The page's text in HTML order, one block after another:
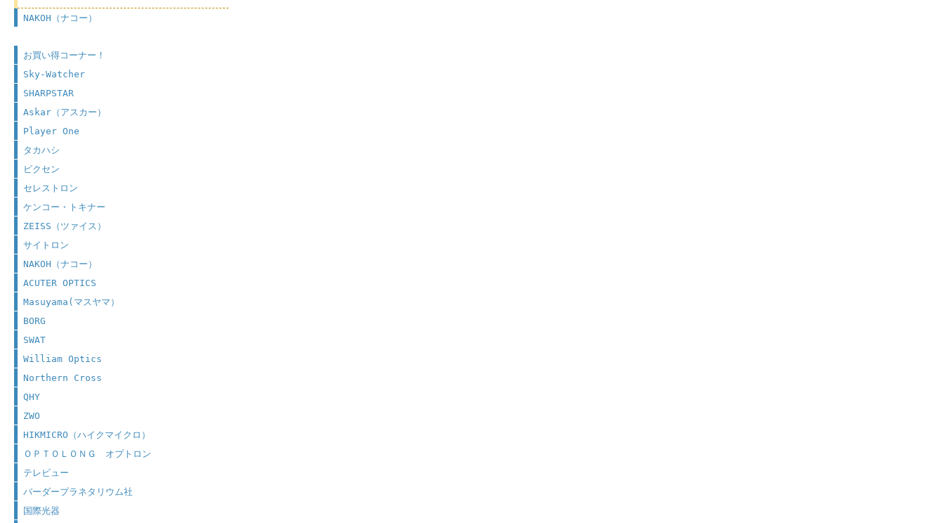
NAKOH（ナコー）
お買い得コーナー！
Sky-Watcher
SHARPSTAR
Askar（アスカー）
Player One
タカハシ
ビクセン
セレストロン
ケンコー・トキナー
ZEISS（ツァイス）
サイトロン
NAKOH（ナコー）
ACUTER OPTICS
Masuyama(マスヤマ）
BORG
SWAT
William Optics
Northern Cross
QHY
ZWO
HIKMICRO（ハイクマイクロ）
ＯＰＴＯＬＯＮＧ オプトロン
テレビュー
バーダープラネタリウム社
国際光器